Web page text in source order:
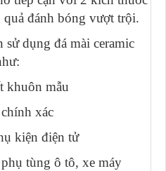
đánh bóng vượt trội.
dụng đá mài ceramic
khuôn mẫu
xác
kiện điện tử
tùng ô tô, xe máy